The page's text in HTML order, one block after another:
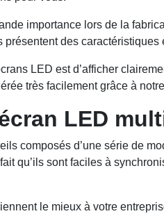
importance lors de la
présentent des
LED est d’afficher
très facilement grâce à
LED
composés d’une série de
qu’ils sont faciles à
le mieux à votre